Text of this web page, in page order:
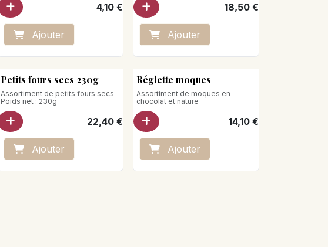
4,10€
Ajouter
Poids net : 320g
18,50€
Ajouter
Petits fours secs 230g
Assortiment de petits fours secs
Poids net : 230g
22,40€
Ajouter
Réglette moques
Assortiment de moques en
chocolat et nature
14,10€
Ajouter